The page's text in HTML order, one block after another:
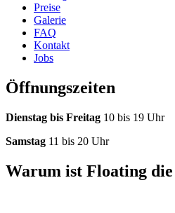
Preise
Galerie
FAQ
Kontakt
Jobs
Öffnungszeiten
Dienstag bis Freitag 10 bis 19 Uhr
Samstag 11 bis 20 Uhr
Warum ist Floating